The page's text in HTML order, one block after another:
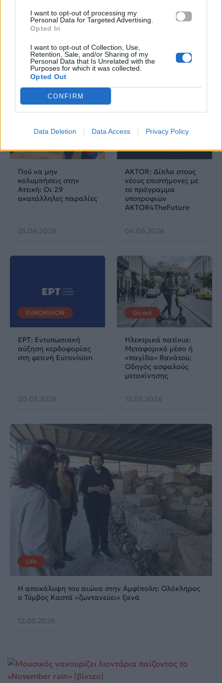
I want to opt-out of processing my
Personal Data for Targeted Advertising.
Opted In
I want to opt-out of Collection, Use,
Retention, Sale, and/or Sharing of my
Personal Data that Is Unrelated with the
Purposes for which it was collected.
Opted Out
CONFIRM
Data Deletion Data Access Privacy Policy
βαθμολογιών η
Λαρισαία Ιωάννα
Παπακώστα με 19.780
26.06.2026 26.06.2026
Πού να μην
κολυμπήσεις στην
Αττική: Οι 29
ακατάλληλες παραλίες
25.06.2026
AKTOR: Δίπλα στους
νέους επιστήμονες με
το πρόγραμμα
υποτροφιών
AKTOR4TheFuture
04.06.2026
EUROVISION
ΕΡΤ: Εντυπωσιακή
αύξηση κερδοφορίας
στη φετινή Eurovision
20.05.2026
Go out
Ηλεκτρικά πατίνια:
Μεταφορικό μέσο ή
«παγίδα» θανάτου;
Οδηγός ασφαλούς
μετακίνησης
12.05.2026
Life
Η αποκάλυψη του αιώνα στην Αμφίπολη: Ολόκληρος
ο Τύμβος Καστά «ζωντανεύει» ξανά
12.05.2026